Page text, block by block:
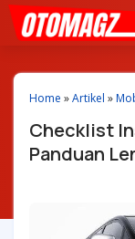
Home »Artikel »
Checklist
Panduan